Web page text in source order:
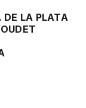
DE LA PLATA